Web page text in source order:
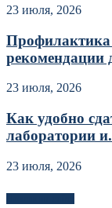
23 июля, 2026
Профилактика
рекомендации
23 июля, 2026
Как удобно
лаборатории
23 июля, 2026